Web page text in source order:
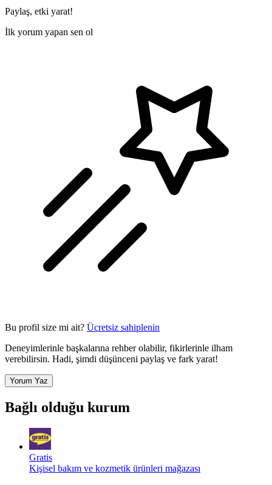
Paylaş, etki yarat!
İlk yorum yapan sen ol
Bu profil size mi ait? Ücretsiz sahiplenin
Deneyimlerinle başkalarına rehber olabilir, fikirlerinle ilham
verebilirsin. Hadi, şimdi düşünceni paylaş ve fark yarat!
Yorum Yaz
Bağlı olduğu kurum
Gratis
Kişisel bakım ve kozmetik ürünleri mağazası